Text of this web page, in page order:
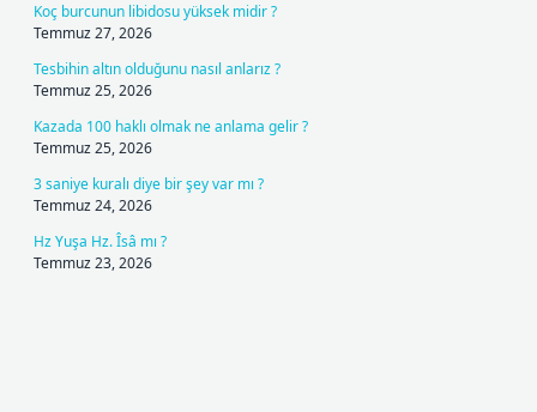
Koç burcunun libidosu yüksek midir ?
Temmuz 27, 2026
Tesbihin altın olduğunu nasıl anlarız ?
Temmuz 25, 2026
Kazada 100 haklı olmak ne anlama gelir ?
Temmuz 25, 2026
3 saniye kuralı diye bir şey var mı ?
Temmuz 24, 2026
Hz Yuşa Hz. Îsâ mı ?
Temmuz 23, 2026